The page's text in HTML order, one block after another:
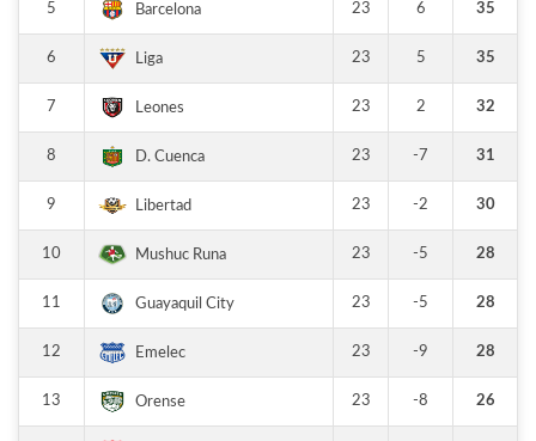
5 Barcelona 23 6 35
6 Liga 23 5 35
7 Leones 23 2 32
8 D. Cuenca 23 -7 31
9 Libertad 23 -2 30
10 Mushuc Runa 23 -5 28
11 Guayaquil City 23 -5 28
12 Emelec 23 -9 28
13 Orense 23 -8 26